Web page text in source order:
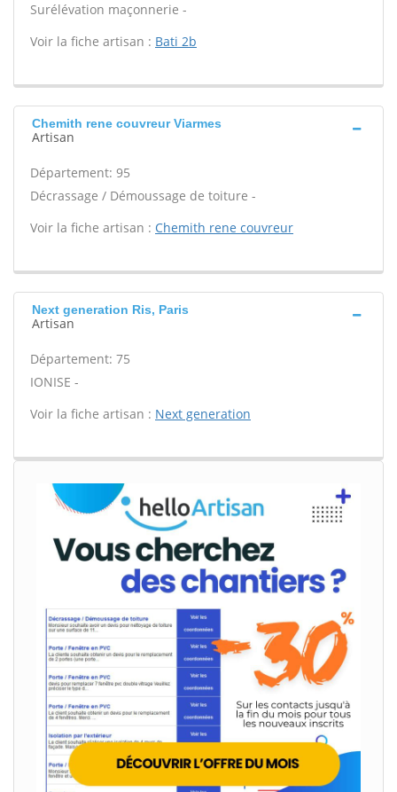
Surélévation maçonnerie -
Voir la fiche artisan : Bati 2b
Chemith rene couvreur Viarmes
Artisan
Département: 95
Décrassage / Démoussage de toiture -
Voir la fiche artisan : Chemith rene couvreur
Next generation Ris, Paris
Artisan
Département: 75
IONISE -
Voir la fiche artisan : Next generation